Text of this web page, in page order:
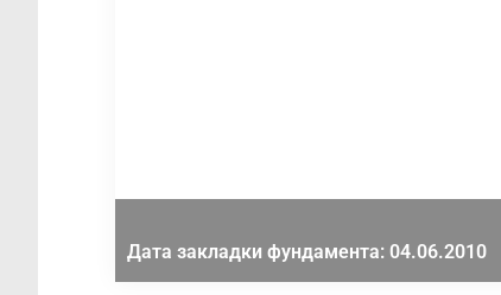
Дата закладки фундамента: 04.06.2010